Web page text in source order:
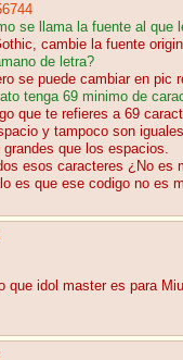
se llama la fuente al que
cambie la fuente
de letra?
se puede cambiar en pic
tenga 69 minimo de
que te refieres a 69
y tampoco son
que los espacios.
esos caracteres ¿No es
es que ese codigo no es
que idol master es para